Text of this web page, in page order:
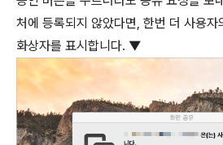
처에 등록되지 않았다면, 한번 더 사용자
화상자를 표시합니다. ▼